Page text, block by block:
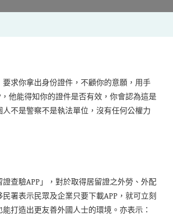
求你拿出身份證件，不顧你的意願，用手
他能得知你的證件是否有效，你會認為這是
不是警察不是執法單位，沒有任何公權力
查驗APP」，對於取得居留證之外勞、外配
署表示民眾及企業只要下載APP，就可立刻
打造出更友善外國人士的環境。亦表示：